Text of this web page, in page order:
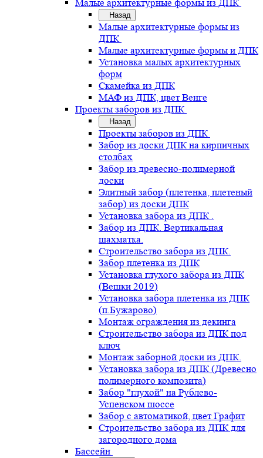
Малые архитектурные формы из ДПК
Назад
Малые архитектурные формы из
ДПК
Малые архитектурные формы и ДПК
Установка малых архитектурных
форм
Скамейка из ДПК
МАФ из ДПК, цвет Венге
Проекты заборов из ДПК
Назад
Проекты заборов из ДПК
Забор из доски ДПК на кирпичных
столбах
Забор из древесно-полимерной
доски
Элитный забор (плетенка, плетеный
забор) из доски ДПК
Установка забора из ДПК .
Забор из ДПК. Вертикальная
шахматка.
Строительство забора из ДПК.
Забор плетенка из ДПК
Установка глухого забора из ДПК
(Вешки 2019)
Установка забора плетенка из ДПК
(п.Бужарово)
Монтаж ограждения из декинга
Строительство забора из ДПК под
ключ
Монтаж заборной доски из ДПК.
Установка забора из ДПК (Древесно
полимерного композита)
Забор "глухой" на Рублево-
Успенском шоссе
Забор с автоматикой, цвет Графит
Строительство забора из ДПК для
загородного дома
Бассейн